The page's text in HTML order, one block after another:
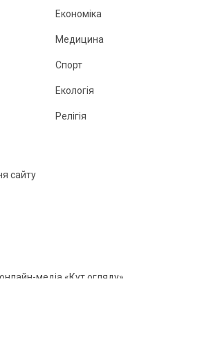
Економіка
Медицина
Спорт
Екологія
Релігія
сайту
медіа «Кут огляду»